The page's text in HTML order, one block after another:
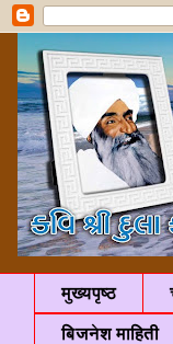
मुख्यपृष्ठ
बिजनेश माहिती